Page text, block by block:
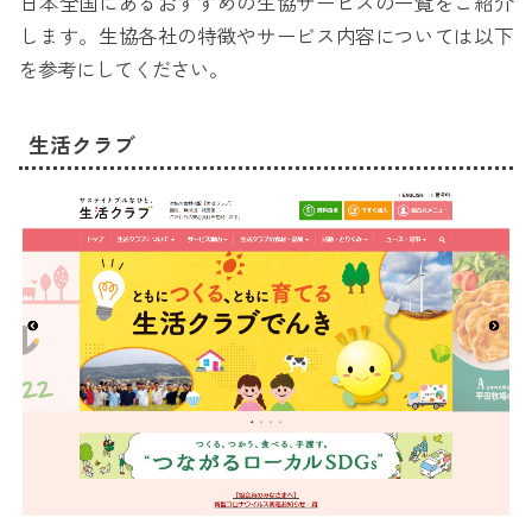
します。生協各社の特徴やサービス内容については以下
を参考にしてください。
生活クラブ